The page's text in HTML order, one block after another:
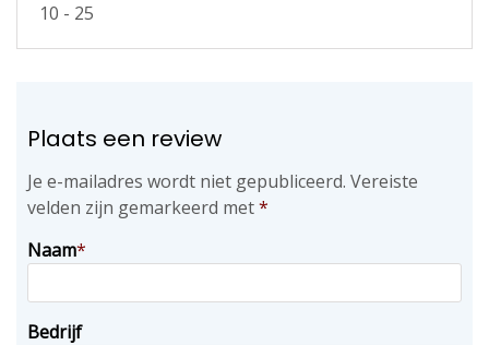
10 - 25
Plaats een review
Je e-mailadres wordt niet gepubliceerd. Vereiste
velden zijn gemarkeerd met*
Naam*
Bedrijf